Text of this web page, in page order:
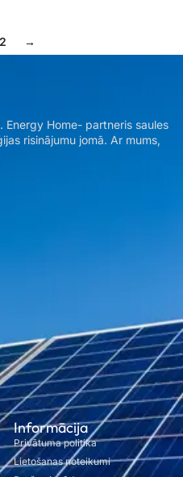
2 →
Informācija
Privātuma politika
Lietošanas noteikumi
Home- partneris saules
risinājumu jomā. Ar mums,